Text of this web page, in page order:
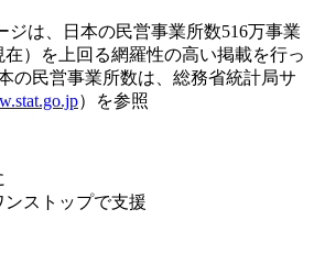
は、日本の民営事業所数516万事業
在）を上回る網羅性の高い掲載を行っ
の民営事業所数は、総務省統計局サ
）を参照
ストップで支援